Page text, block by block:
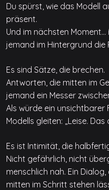
Du spürst, wie das Modell
präsent.
Und im nächsten Moment…
jemand im Hintergrund die
Es sind Sätze, die brechen.
Antworten, die mitten im
jemand ein Messer
Als würde ein unsichtbarer
Modells gleiten: „Leise.
Es ist Intimität, die
Nicht gefährlich, nicht
menschlich nah. Ein
mitten im Schritt stehen